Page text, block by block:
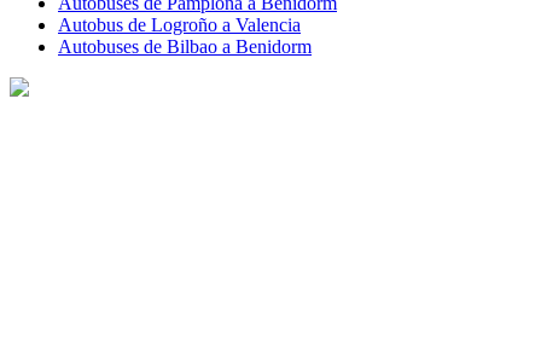
Autobus de Logroño a Valencia
Autobuses de Bilbao a Benidorm